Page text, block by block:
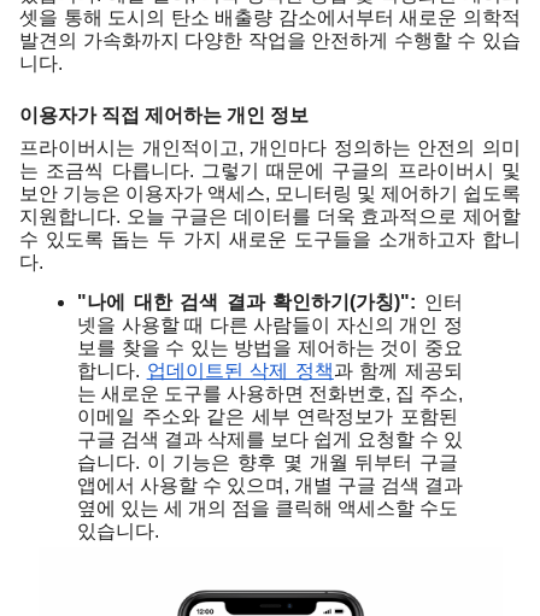
셋을 통해 도시의 탄소 배출량 감소에서부터 새로운 의학적
발견의 가속화까지 다양한 작업을 안전하게 수행할 수 있습
니다.
이용자가 직접 제어하는 개인 정보
프라이버시는 개인적이고, 개인마다 정의하는 안전의 의미
는 조금씩 다릅니다. 그렇기 때문에 구글의 프라이버시 및
보안 기능은 이용자가 액세스, 모니터링 및 제어하기 쉽도록
지원합니다. 오늘 구글은 데이터를 더욱 효과적으로 제어할
수 있도록 돕는 두 가지 새로운 도구들을 소개하고자 합니
다.
"나에 대한 검색 결과 확인하기(가칭)": 인터
넷을 사용할 때 다른 사람들이 자신의 개인 정
보를 찾을 수 있는 방법을 제어하는 것이 중요
합니다. 업데이트된 삭제 정책과 함께 제공되
는 새로운 도구를 사용하면 전화번호, 집 주소,
이메일 주소와 같은 세부 연락정보가 포함된
구글 검색 결과 삭제를 보다 쉽게 요청할 수 있
습니다. 이 기능은 향후 몇 개월 뒤부터 구글
앱에서 사용할 수 있으며, 개별 구글 검색 결과
옆에 있는 세 개의 점을 클릭해 액세스할 수도
있습니다.